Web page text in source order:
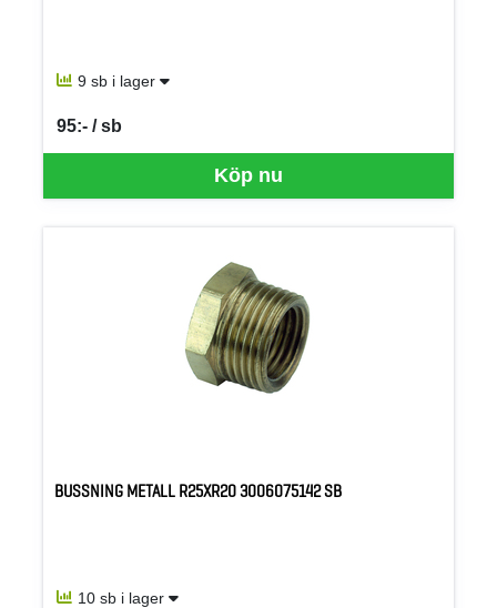
9 sb i lager
Köp nu
95:- / sb
SEK per SB
BUSSNING METALL R25XR20 3006075142 SB
10 sb i lager